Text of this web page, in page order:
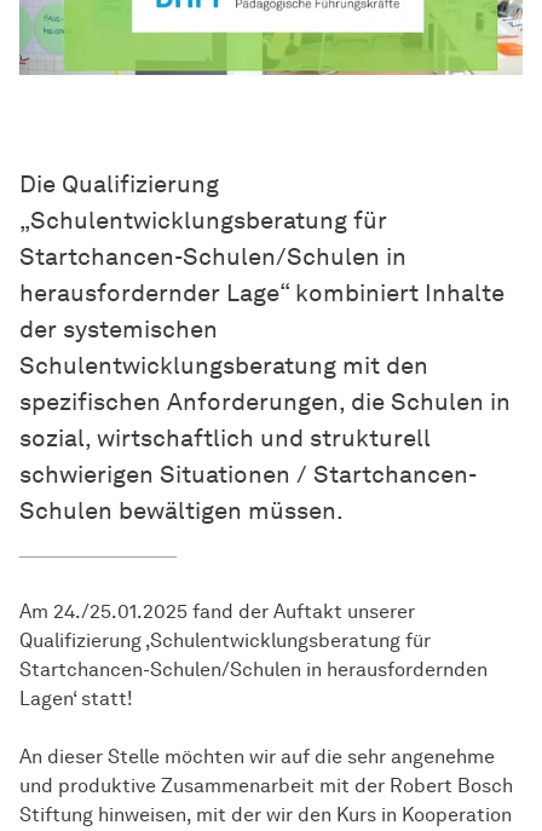
Die Qualifizierung
„Schulentwicklungsberatung für
Startchancen-Schulen/Schulen in
herausfordernder Lage“ kombiniert Inhalte
der systemischen
Schulentwicklungsberatung mit den
spezifischen Anforderungen, die Schulen in
sozial, wirtschaftlich und strukturell
schwierigen Situationen / Startchancen-
Schulen bewältigen müssen.
Am 24./25.01.2025 fand der Auftakt unserer
Qualifizierung ‚Schulentwicklungsberatung für
Startchancen-Schulen/Schulen in herausfordernden
Lagen‘ statt!
An dieser Stelle möchten wir auf die sehr angenehme
und produktive Zusammenarbeit mit der Robert Bosch
Stiftung hinweisen, mit der wir den Kurs in Kooperation